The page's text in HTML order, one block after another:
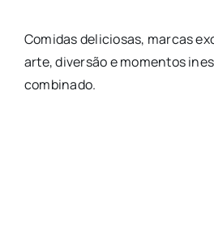
Comidas deliciosas, marcas
arte, diversão e momentos
combinado.